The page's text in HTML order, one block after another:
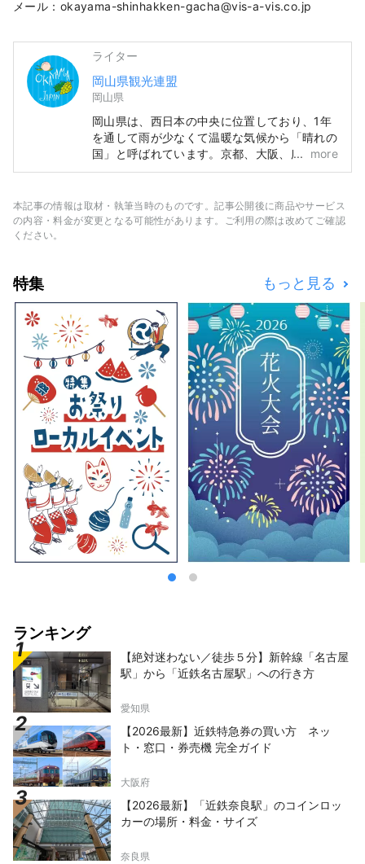
メール：okayama-shinhakken-gacha@vis-a-vis.co.jp
ライター
岡山県観光連盟
岡山県
岡山県は、西日本の中央に位置しており、1年
を通して雨が少なくて温暖な気候から「晴れの
国」と呼ばれています。京都、大阪、広島の有
名観光地めぐりの中間地点でアクセス便利！瀬
ります。 また、「フルーツ王国岡山」とも呼
ばれ、瀬戸内の温暖な気候の中、太陽を浴びた
三名園の「岡山後楽園」、倉敷美観地区といっ
た、歴史、文化、アートなど世界に誇る観光ス
ポットもあります！
more
本記事の情報は取材・執筆当時のものです。記事公開後に商品やサービス
の内容・料金が変更となる可能性があります。ご利用の際は改めてご確認
ください。
特集 もっと見る
ランキング
【絶対迷わない／徒歩５分】新幹線「名古屋
駅」から「近鉄名古屋駅」への行き方
愛知県
【2026最新】近鉄特急券の買い方 ネッ
ト・窓口・券売機 完全ガイド
大阪府
【2026最新】「近鉄奈良駅」のコインロッ
カーの場所・料金・サイズ
奈良県